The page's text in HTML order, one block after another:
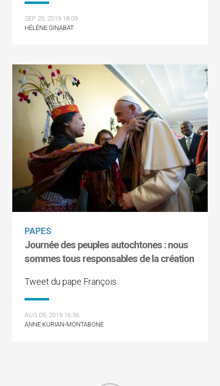
SEP 20, 2019 18:09
HÉLÈNE GINABAT
PAPES
Journée des peuples autochtones : nous
sommes tous responsables de la création
Tweet du pape François
AUG 09, 2019 16:56
ANNE KURIAN-MONTABONE